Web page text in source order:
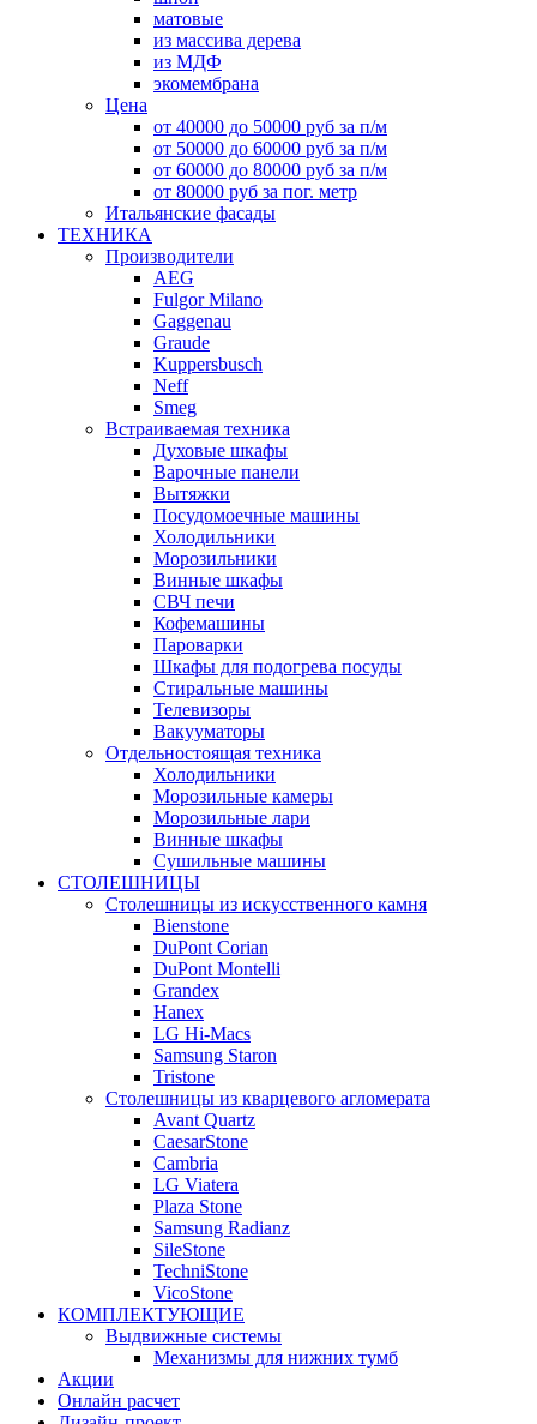
матовые
из массива дерева
из МДФ
экомембрана
Цена
от 40000 до 50000 руб за п/м
от 50000 до 60000 руб за п/м
от 60000 до 80000 руб за п/м
от 80000 руб за пог. метр
Итальянские фасады
ТЕХНИКА
Производители
AEG
Fulgor Milano
Gaggenau
Graude
Kuppersbusch
Neff
Smeg
Встраиваемая техника
Духовые шкафы
Варочные панели
Вытяжки
Посудомоечные машины
Холодильники
Морозильники
Винные шкафы
СВЧ печи
Кофемашины
Пароварки
Шкафы для подогрева посуды
Стиральные машины
Телевизоры
Вакууматоры
Отдельностоящая техника
Холодильники
Морозильные камеры
Морозильные лари
Винные шкафы
Сушильные машины
СТОЛЕШНИЦЫ
Столешницы из искусственного камня
Bienstone
DuPont Corian
DuPont Montelli
Grandex
Hanex
LG Hi-Macs
Samsung Staron
Tristone
Столешницы из кварцевого агломерата
Avant Quartz
CaesarStone
Cambria
LG Viatera
Plaza Stone
Samsung Radianz
SileStone
TechniStone
VicoStone
КОМПЛЕКТУЮЩИЕ
Выдвижные системы
Механизмы для нижних тумб
Акции
Онлайн расчет